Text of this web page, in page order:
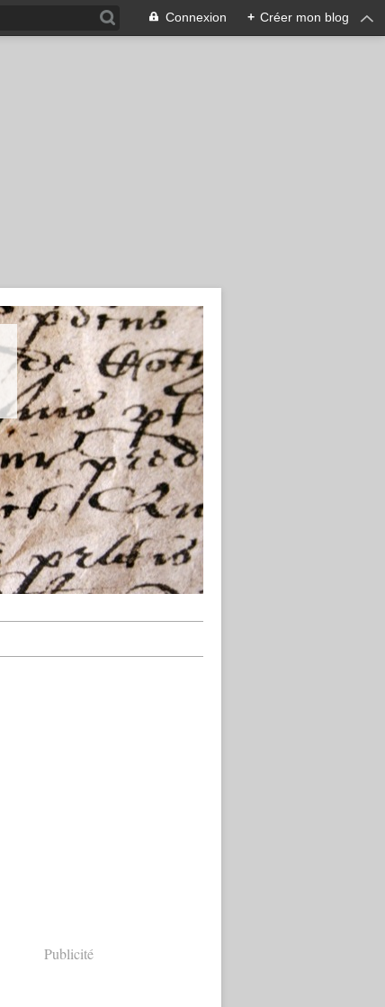
Connexion + Créer mon blog
Publicité